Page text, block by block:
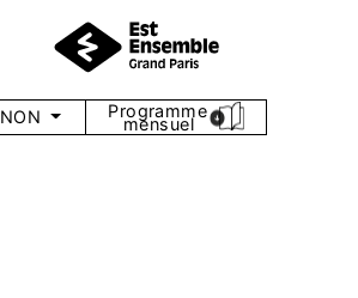
Programme
mensuel